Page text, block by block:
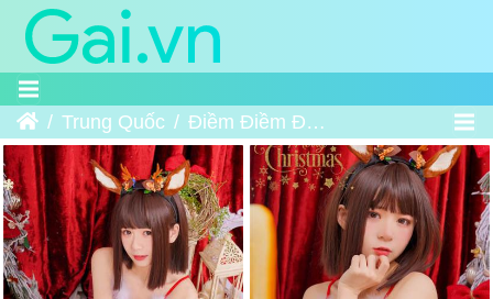
Trang chủTrung Quốc Điềm Điềm Đích Tiểu Mi Lộc - 甜甜的小麋鹿